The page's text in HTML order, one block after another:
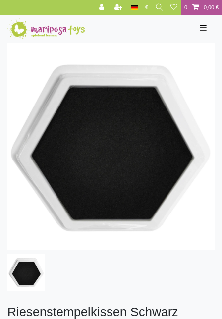
€ 0 0,00 €
☰
Riesenstempelkissen Schwarz